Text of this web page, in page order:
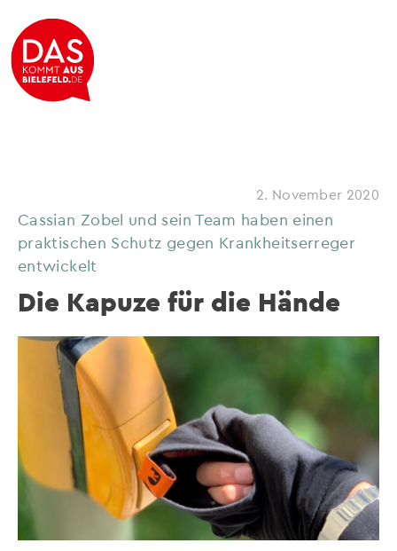
2. November 2020
Cassian Zobel und sein Team haben einen
praktischen Schutz gegen Krankheitserreger
entwickelt
Die Kapuze für die Hände